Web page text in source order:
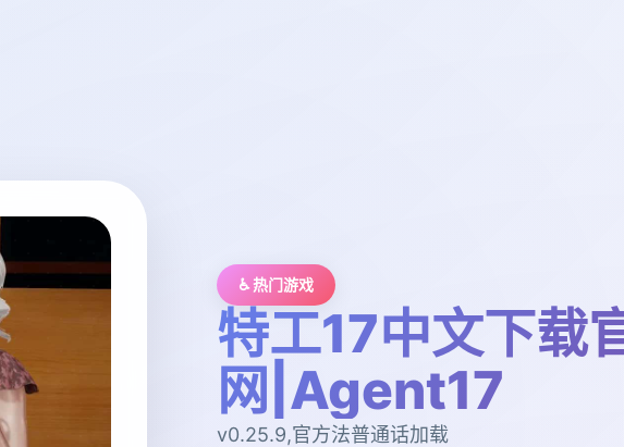
♿ 热门游戏
特工17中文下载
网|Agent17
v0.25.9,官方法普通话加载